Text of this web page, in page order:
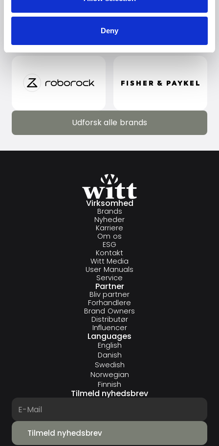
Deny
Udforsk alle brands
Udforsk alle brands
Virksomhed
Brands
Nyheder
Karriere
Om os
ESG
Kontakt
Witt Media
User Manuals
Service
Partner
Bliv partner
Forhandlere
Brand Owners
Distributør
Influencer
Languages
English
Danish
Swedish
Norwegian
Finnish
Tilmeld nyhedsbrev